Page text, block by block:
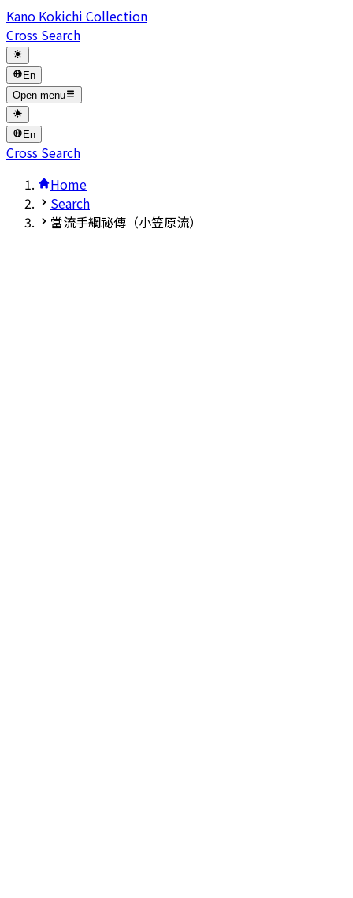
Kano Kokichi Collection
Cross Search
En
Open menu
En
Cross Search
Home
Search
當流手綱祕傳（小笠原流）